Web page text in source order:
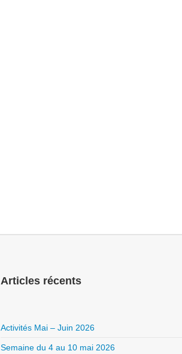
Articles récents
Activités Mai – Juin 2026
Semaine du 4 au 10 mai 2026